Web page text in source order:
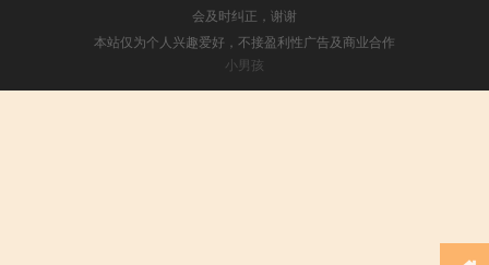
会及时纠正，谢谢
本站仅为个人兴趣爱好，不接盈利性广告及商业合作
小男孩